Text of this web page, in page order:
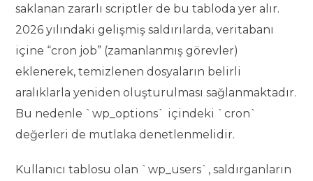
saklanan zararlı scriptler de bu tabloda yer alır.
2026 yılındaki gelişmiş saldırılarda, veritabanı
içine “cron job” (zamanlanmış görevler)
eklenerek, temizlenen dosyaların belirli
aralıklarla yeniden oluşturulması sağlanmaktadır.
Bu nedenle `wp_options` içindeki `cron`
değerleri de mutlaka denetlenmelidir.
Kullanıcı tablosu olan `wp_users`, saldırganların